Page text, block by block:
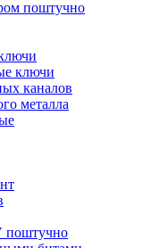
поштучно
ключи
каналов
металла
поштучно